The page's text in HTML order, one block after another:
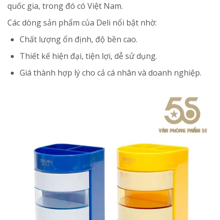
quốc gia, trong đó có Việt Nam.
Các dòng sản phẩm của Deli nổi bật nhờ:
Chất lượng ổn định, độ bền cao.
Thiết kế hiện đại, tiện lợi, dễ sử dụng.
Giá thành hợp lý cho cả cá nhân và doanh nghiệp.